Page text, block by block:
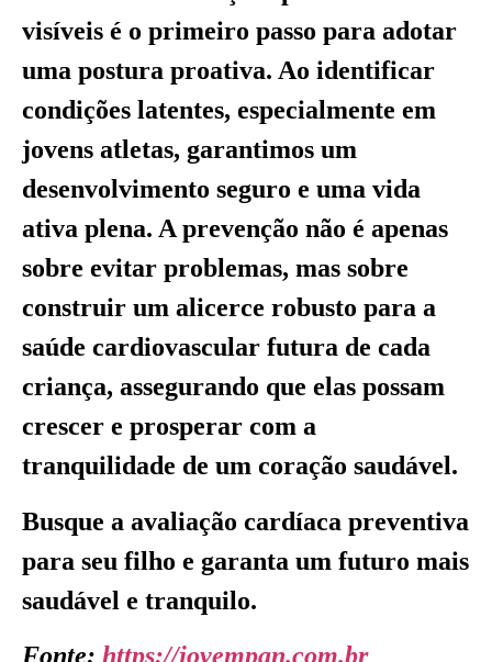
visíveis é o primeiro passo para adotar
uma postura proativa. Ao identificar
condições latentes, especialmente em
jovens atletas, garantimos um
desenvolvimento seguro e uma vida
ativa plena. A prevenção não é apenas
sobre evitar problemas, mas sobre
construir um alicerce robusto para a
saúde cardiovascular futura de cada
criança, assegurando que elas possam
crescer e prosperar com a
tranquilidade de um coração saudável.
Busque a avaliação cardíaca preventiva
para seu filho e garanta um futuro mais
saudável e tranquilo.
Fonte: https://jovempan.com.br